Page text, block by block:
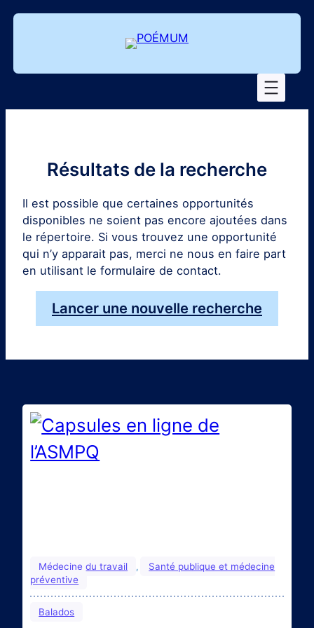
Aller
Résultats de la recherche
Il est possible que certaines opportunités
disponibles ne soient pas encore ajoutées dans
le répertoire. Si vous trouvez une opportunité
qui n’y apparait pas, merci ne nous en faire part
en utilisant le formulaire de contact.
Lancer une nouvelle recherche
Médecine du travail ,
Santé publique et médecine
préventive
Balados